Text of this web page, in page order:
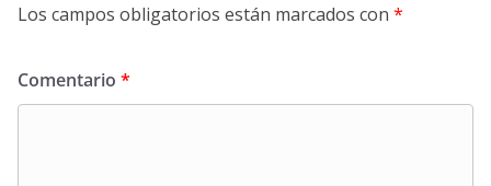
Los campos obligatorios están marcados con *
Comentario *